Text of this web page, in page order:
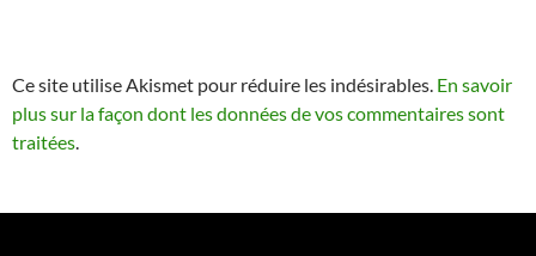
Ce site utilise Akismet pour réduire les indésirables. En savoir
plus sur la façon dont les données de vos commentaires sont
traitées